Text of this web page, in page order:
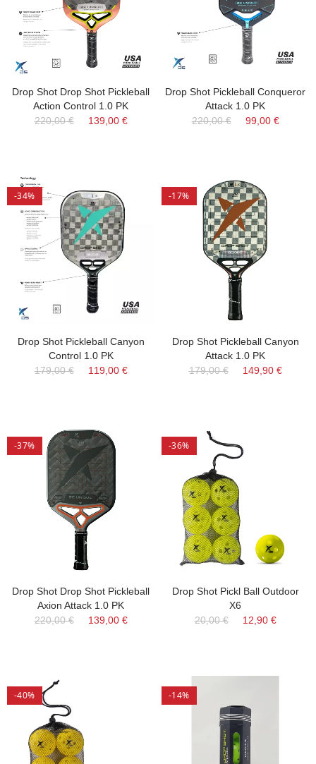
Drop Shot Drop Shot Pickleball
Action Control 1.0 PK
220,00 €
139,00 €
Drop Shot Pickleball Conqueror
Attack 1.0 PK
220,00 €
99,00 €
-34%
Drop Shot Pickleball Canyon
Control 1.0 PK
179,00 €
119,00 €
-17%
Drop Shot Pickleball Canyon
Attack 1.0 PK
179,00 €
149,90 €
-37%
Drop Shot Drop Shot Pickleball
Axion Attack 1.0 PK
220,00 €
139,00 €
-36%
Drop Shot Pickl Ball Outdoor
X6
20,00 €
12,90 €
-40% -14%